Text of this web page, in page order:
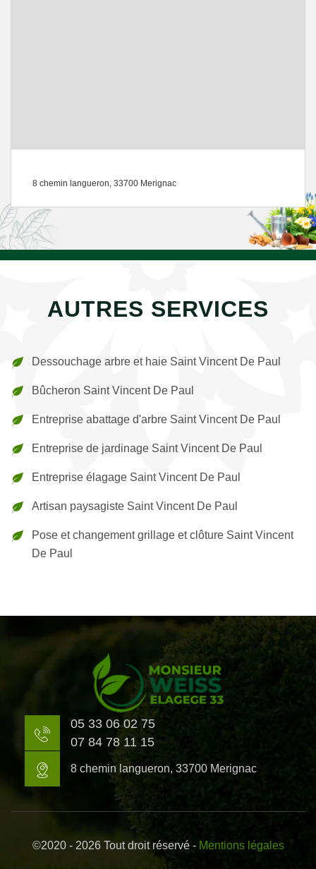
8 chemin langueron, 33700 Merignac
AUTRES SERVICES
Dessouchage arbre et haie Saint Vincent De Paul
Bûcheron Saint Vincent De Paul
Entreprise abattage d'arbre Saint Vincent De Paul
Entreprise de jardinage Saint Vincent De Paul
Entreprise élagage Saint Vincent De Paul
Artisan paysagiste Saint Vincent De Paul
Pose et changement grillage et clôture Saint Vincent
De Paul
05 33 06 02 75
07 84 78 11 15
8 chemin langueron, 33700 Merignac
©2020 - 2026 Tout droit réservé - Mentions légales